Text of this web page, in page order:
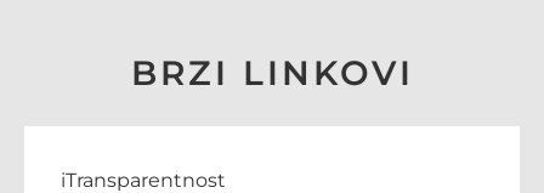
BRZI LINKOVI
iTransparentnost